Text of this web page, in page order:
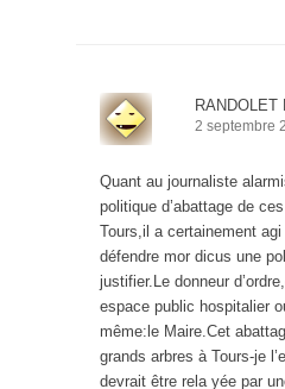
RANDOLET
2 septembre
Quant au journaliste
politique d’abattage de
Tours,il a certainement
défendre mor dicus une
justifier.Le donneur
espace public hospitalier
même:le Maire.Cet
grands arbres à Tours-je
devrait être rela yée par